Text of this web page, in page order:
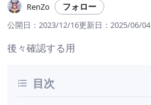
RenZo フォロー
公開日： 2023/12/16更新日： 2025/06/04
後々確認する用
目次